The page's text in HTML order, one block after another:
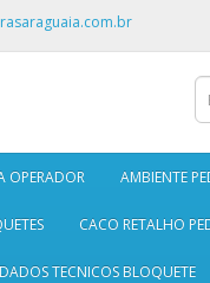
OPERADOR AMBIENTE
CACO RETALHO
TECNICOS BLOQUETE